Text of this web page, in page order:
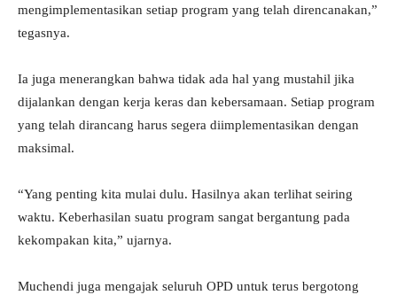
mengimplementasikan setiap program yang telah direncanakan,”
tegasnya.
Ia juga menerangkan bahwa tidak ada hal yang mustahil jika
dijalankan dengan kerja keras dan kebersamaan. Setiap program
yang telah dirancang harus segera diimplementasikan dengan
maksimal.
“Yang penting kita mulai dulu. Hasilnya akan terlihat seiring
waktu. Keberhasilan suatu program sangat bergantung pada
kekompakan kita,” ujarnya.
Muchendi juga mengajak seluruh OPD untuk terus bergotong